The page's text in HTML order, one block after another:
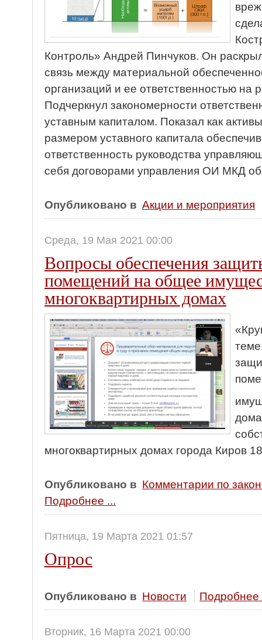
Контроль» Андрей Пинчуков. Он
связь между материальной
организаций и ее ответственностью на
Подчеркнул закономерности
уставным капиталом. Показал как
размером уставного капитала
ответственность руководства
себя договорами управления ОИ МКД
Опубликовано в Акции и мероприятия
Среда, 19 Мая 2021 00:00
Вопросы обеспечения
помещений на общее
многоквартирных домах
многоквартирных домах города Киров
Опубликовано в Комментарии по
Подробнее ...
Пятница, 19 Марта 2021 01:57
Опрос
Опубликовано в Новости Подробнее
Вторник, 16 Марта 2021 00:00